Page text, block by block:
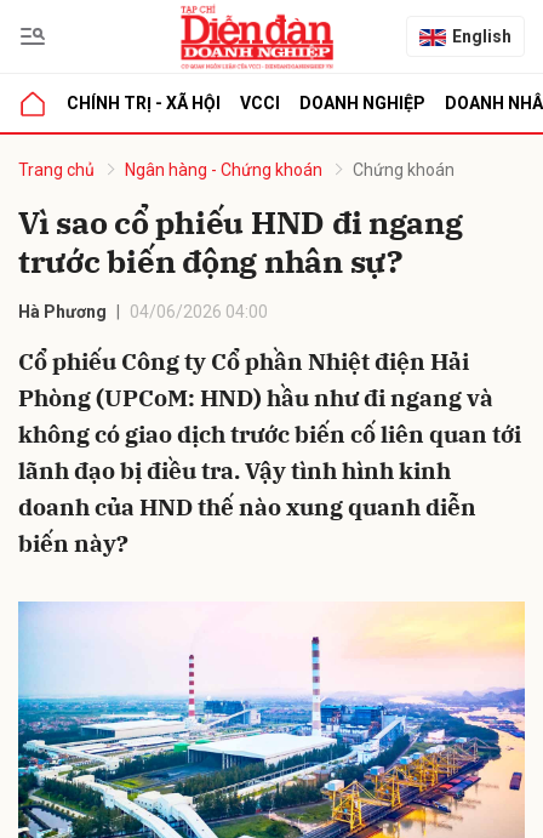
English
CHÍNH TRỊ - XÃ HỘI VCCI DOANH NGHIỆP DOANH
Trang chủ Ngân hàng - Chứng khoán Chứng khoán
Vì sao cổ phiếu HND đi ngang
trước biến động nhân sự?
Hà Phương 04/06/2026 04:00
Cổ phiếu Công ty Cổ phần Nhiệt điện Hải
Phòng (UPCoM: HND) hầu như đi ngang và
không có giao dịch trước biến cố liên quan tới
lãnh đạo bị điều tra. Vậy tình hình kinh
doanh của HND thế nào xung quanh diễn
biến này?
luận
Hủy